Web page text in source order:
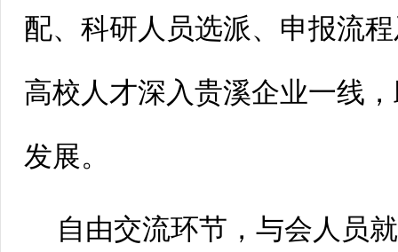
配、科研人员选派、申报流
高校人才深入贵溪企业一线
发展。
自由交流环节，与会人员